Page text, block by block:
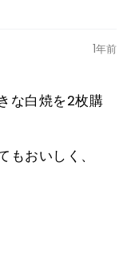
1年前
な白焼を2枚購
おいしく、